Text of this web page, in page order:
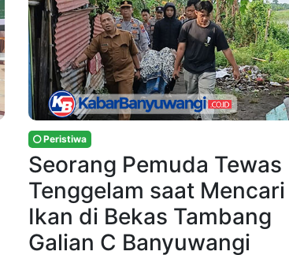
Peristiwa
Seorang Pemuda Tewas
Tenggelam saat Mencari
Ikan di Bekas Tambang
Galian C Banyuwangi